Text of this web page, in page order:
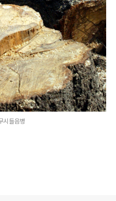
시들음병